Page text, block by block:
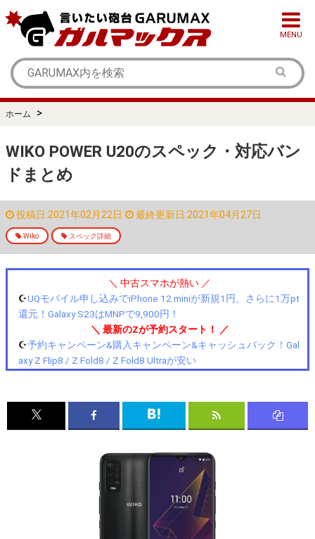
MENU
ホーム >
WIKO POWER U20のスペック・対応バン
ドまとめ
投稿日:2021年02月22日 最終更新日:2021年04月27日
Wiko スペック詳細
＼ 中古スマホが熱い ／
☪️UQモバイル申し込みでiPhone 12 miniが新規1円、さらに1万pt
還元！Galaxy S23はMNPで9,900円！
＼ 最新のZが予約スタート！ ／
☪️予約キャンペーン&購入キャンペーン&キャッシュバック！Gal
axy Z Flip8 / Z Fold8 / Z Fold8 Ultraが安い